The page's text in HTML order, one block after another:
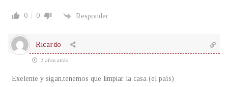
0 0 Responder
Ricardo
2 años atrás
Exelente y sigan,tenemos que limpiar la casa (el país)